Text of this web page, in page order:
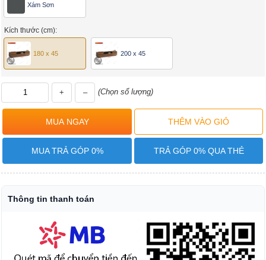
Xám Sơn
Kích thước (cm):
180 x 45 200 x 45
+ – (Chọn số lượng)
MUA TRẢ GÓP 0% TRẢ GÓP 0% QUA THẺ
Thông tin thanh toán